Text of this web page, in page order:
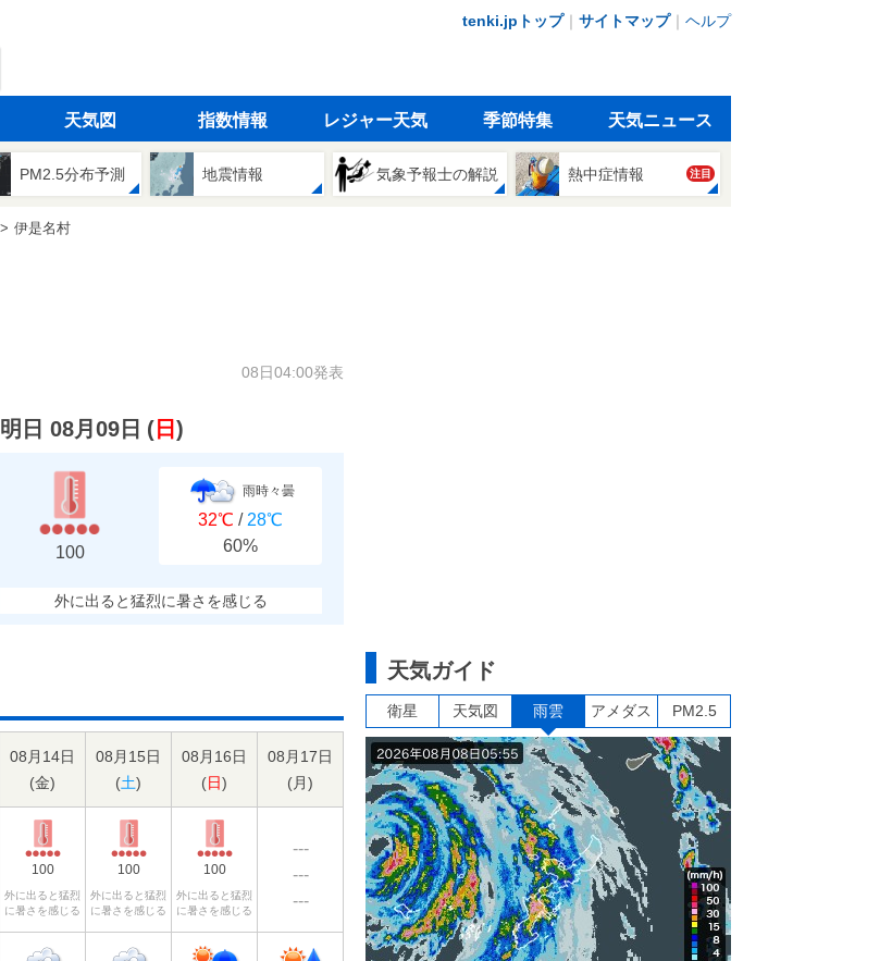
tenki.jpトップ｜ サイトマップ｜ ヘルプ
天気図 指数情報 レジャー天気 季節特集 天気ニュース
PM2.5分布予測 地震情報 気象予報士の解説 熱中症情報 注目
伊是名村
08日04:00発表
明日 08月09日 ( 日 )
100
雨時々曇
32℃ / 28℃
60%
外に出ると猛烈に暑さを感じる
08月14日
(金)
08月15日
(土)
08月16日
(日)
08月17日
(月)
100
外に出ると猛烈
に暑さを感じる
100
外に出ると猛烈
に暑さを感じる
100
外に出ると猛烈
に暑さを感じる
---
---
---
天気ガイド
衛星 天気図 雨雲 アメダス PM2.5